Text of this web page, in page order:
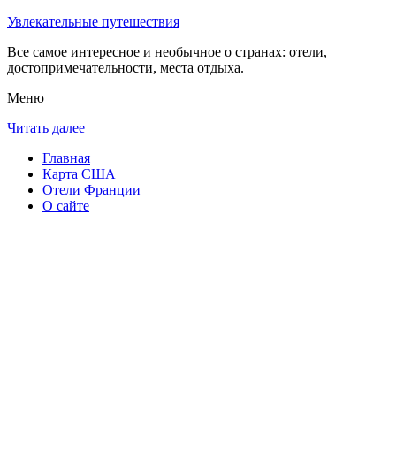
Увлекательные путешествия
Все самое интересное и необычное о странах: отели,
достопримечательности, места отдыха.
Меню
Читать далее
Главная
Карта США
Отели Франции
О сайте